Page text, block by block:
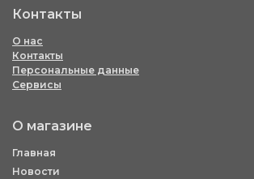
Контакты
О нас
Контакты
Персональные данные
Сервисы
О магазине
Главная
Новости